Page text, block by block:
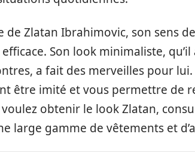
de Zlatan Ibrahimovic, son sens
Son look minimaliste,
a fait des merveilles pour
être imité et vous permettre de
obtenir le look Zlatan,
large gamme de vêtements et